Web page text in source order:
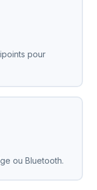
pour
ou Bluetooth.